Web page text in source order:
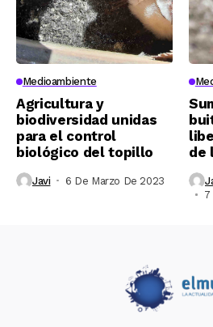
Medioambiente
Agricultura y
biodiversidad unidas
para el control
biológico del topillo
Javi 6 De Marzo De 2023
de
7